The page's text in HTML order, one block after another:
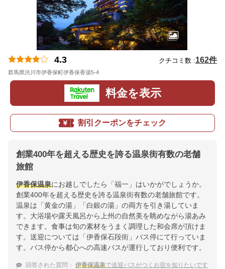
4.3 クチコミ数 :162件
群馬県渋川市伊香保町伊香保香湯5-4
料金を表示
割引クーポンをチェック
創業400年を超える歴史を誇る温泉街有数の老舗
旅館
伊香保温泉にお越しでしたら「福一」はいかがでしょうか。
創業400年を超える歴史を誇る温泉街有数の老舗旅館です。
温泉は「黄金の湯」「白銀の湯」の両方を引き湯していま
す。大浴場や露天風呂から上州の自然美を眺めながら湯あみ
できます。食事は旬の素材をうまく調理した和会席が頂けま
す。送迎については「伊香保石段街」バス停にて行っていま
す。バス停から都心への高速バスが運行しており便利です。
回答された質問： 伊香保温泉で送迎バスがつくお宿を知りたいです